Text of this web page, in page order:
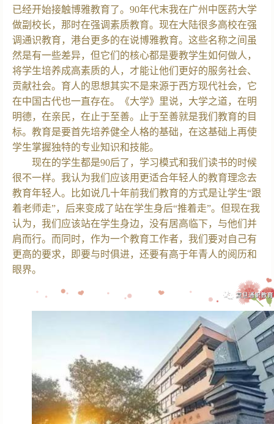
已经开始接触博雅教育了。90年代末我在广州中医药大学
做副校长，那时在强调素质教育。现在大陆很多高校在强
调通识教育，港台更多的在说博雅教育。这些名称之间虽
然是有一些差异，但它们的核心都是要教学生如何做人，
将学生培养成高素质的人，才能让他们更好的服务社会、
贡献社会。育人的思想其实不是来源于西方现代社会，它
在中国古代也一直存在。《大学》里说，大学之道，在明
明德，在亲民，在止于至善。止于至善就是我们教育的目
标。教育是要首先培养健全人格的基础，在这基础上再使
学生掌握独特的专业知识和技能。
现在的学生都是90后了，学习模式和我们读书的时候
很不一样。我认为我们应该用更适合年轻人的教育理念去
教育年轻人。比如说几十年前我们教育的方式是让学生“跟
着老师走”，后来变成了站在学生身后“推着走”。但现在我
认为，我们应该站在学生身边，没有居高临下，与他们并
肩而行。而同时，作为一个教育工作者，我们要对自己有
更高的要求，即要与时俱进，还要有高于年青人的阅历和
眼界。